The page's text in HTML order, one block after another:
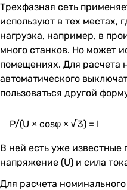
Трехфазная сеть
используют в тех местах,
нагрузка, например, в
много станков. Но может
помещениях. Для расчета
автоматического
пользоваться другой
P/(U × cosφ × √3) = I
В ней есть уже известные
напряжение (U) и сила
Для расчета